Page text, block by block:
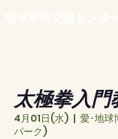
太極拳入門
4月01日(水)
  |
愛･地球
パーク)